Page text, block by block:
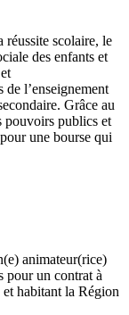
réussite scolaire, le
des enfants et
de l’enseignement
Grâce au
pouvoirs publics et
une bourse qui
animateur(rice)
pour un contrat à
habitant la Région